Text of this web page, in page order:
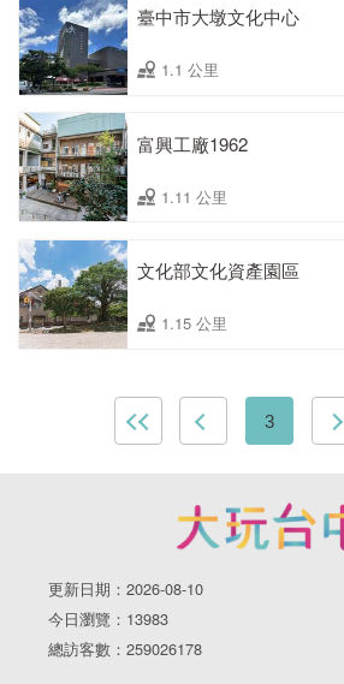
臺中市大墩文化中心
1.1 公里
富興工廠1962
1.11 公里
文化部文化資產園區
1.15 公里
3
更新日期：2026-08-10
今日瀏覽：13983
總訪客數：259026178